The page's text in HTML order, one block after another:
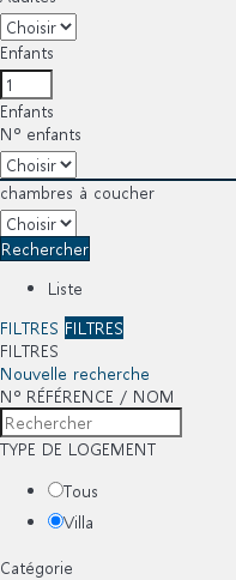
Enfants
Enfants
Nº enfants
chambres à coucher
Rechercher
Liste
FILTRES FILTRES
FILTRES
Nouvelle recherche
Nº RÉFÉRENCE / NOM
TYPE DE LOGEMENT
Tous
Villa
Catégorie